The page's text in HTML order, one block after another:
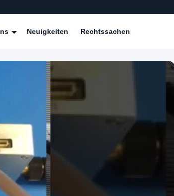
Neuigkeiten Rechtssachen